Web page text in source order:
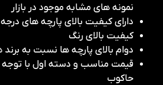
نمونه های مشابه موجود در بازار
دارای کیفیت بالای پارچه های
کیفیت بالای رنگ
دوام بالای پارچه ها نسبت به برند
قیمت مناسب و دسته اول با
حاکوب